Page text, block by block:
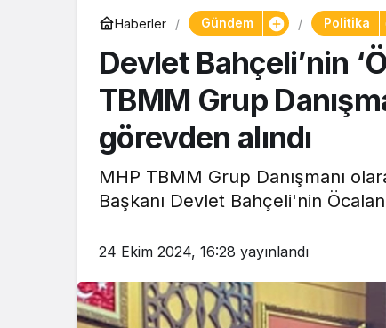
Haberler Gündem Politika
Devlet Bahçeli’nin
TBMM Grup
görevden alındı
MHP TBMM Grup Danışmanı
Başkanı Devlet Bahçeli'nin
24 Ekim 2024, 16:28 yayınlandı
Yaşam
Tam